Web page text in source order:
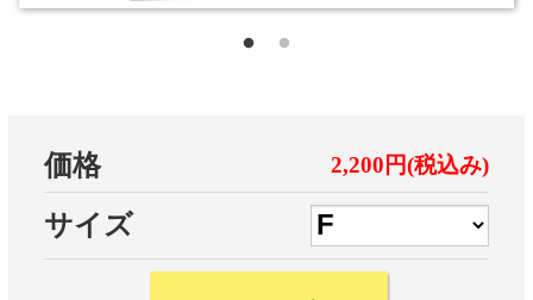
価格 2,200円(税込み)
サイズ